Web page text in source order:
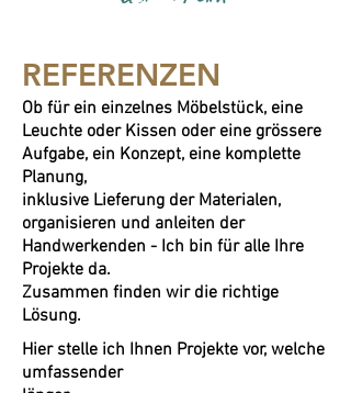
REFERENZEN
Ob für ein einzelnes Möbelstück, eine
Leuchte oder Kissen oder eine grössere
Aufgabe, ein Konzept, eine komplette
Planung,
inklusive Lieferung der Materialen,
organisieren und anleiten der
Handwerkenden - Ich bin für alle Ihre
Projekte da.
Zusammen finden wir die richtige
Lösung.
Hier stelle ich Ihnen Projekte vor, welche
umfassender